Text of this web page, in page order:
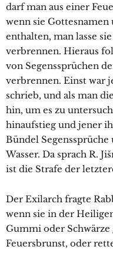
darf man aus einer
wenn sie Gottesnamen
enthalten, man lasse
verbrennen. Hieraus
von Segenssprüchen
verbrennen. Einst war
schrieb, und als man
hin, um es zu
hinaufstieg und jener
Bündel
Wasser. Da sprach R.
ist die Strafe der
Der Exilarch fragte
wenn sie in der
Gummi oder Schwärze
Feuersbrunst, oder